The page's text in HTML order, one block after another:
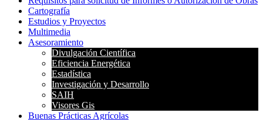
Cartografía
Estudios y Proyectos
Multimedia
Asesoramiento
Divulgación Científica
Eficiencia Energética
Estadística
Investigación y Desarrollo
SAIH
Visores Gis
Buenas Prácticas Agrícolas